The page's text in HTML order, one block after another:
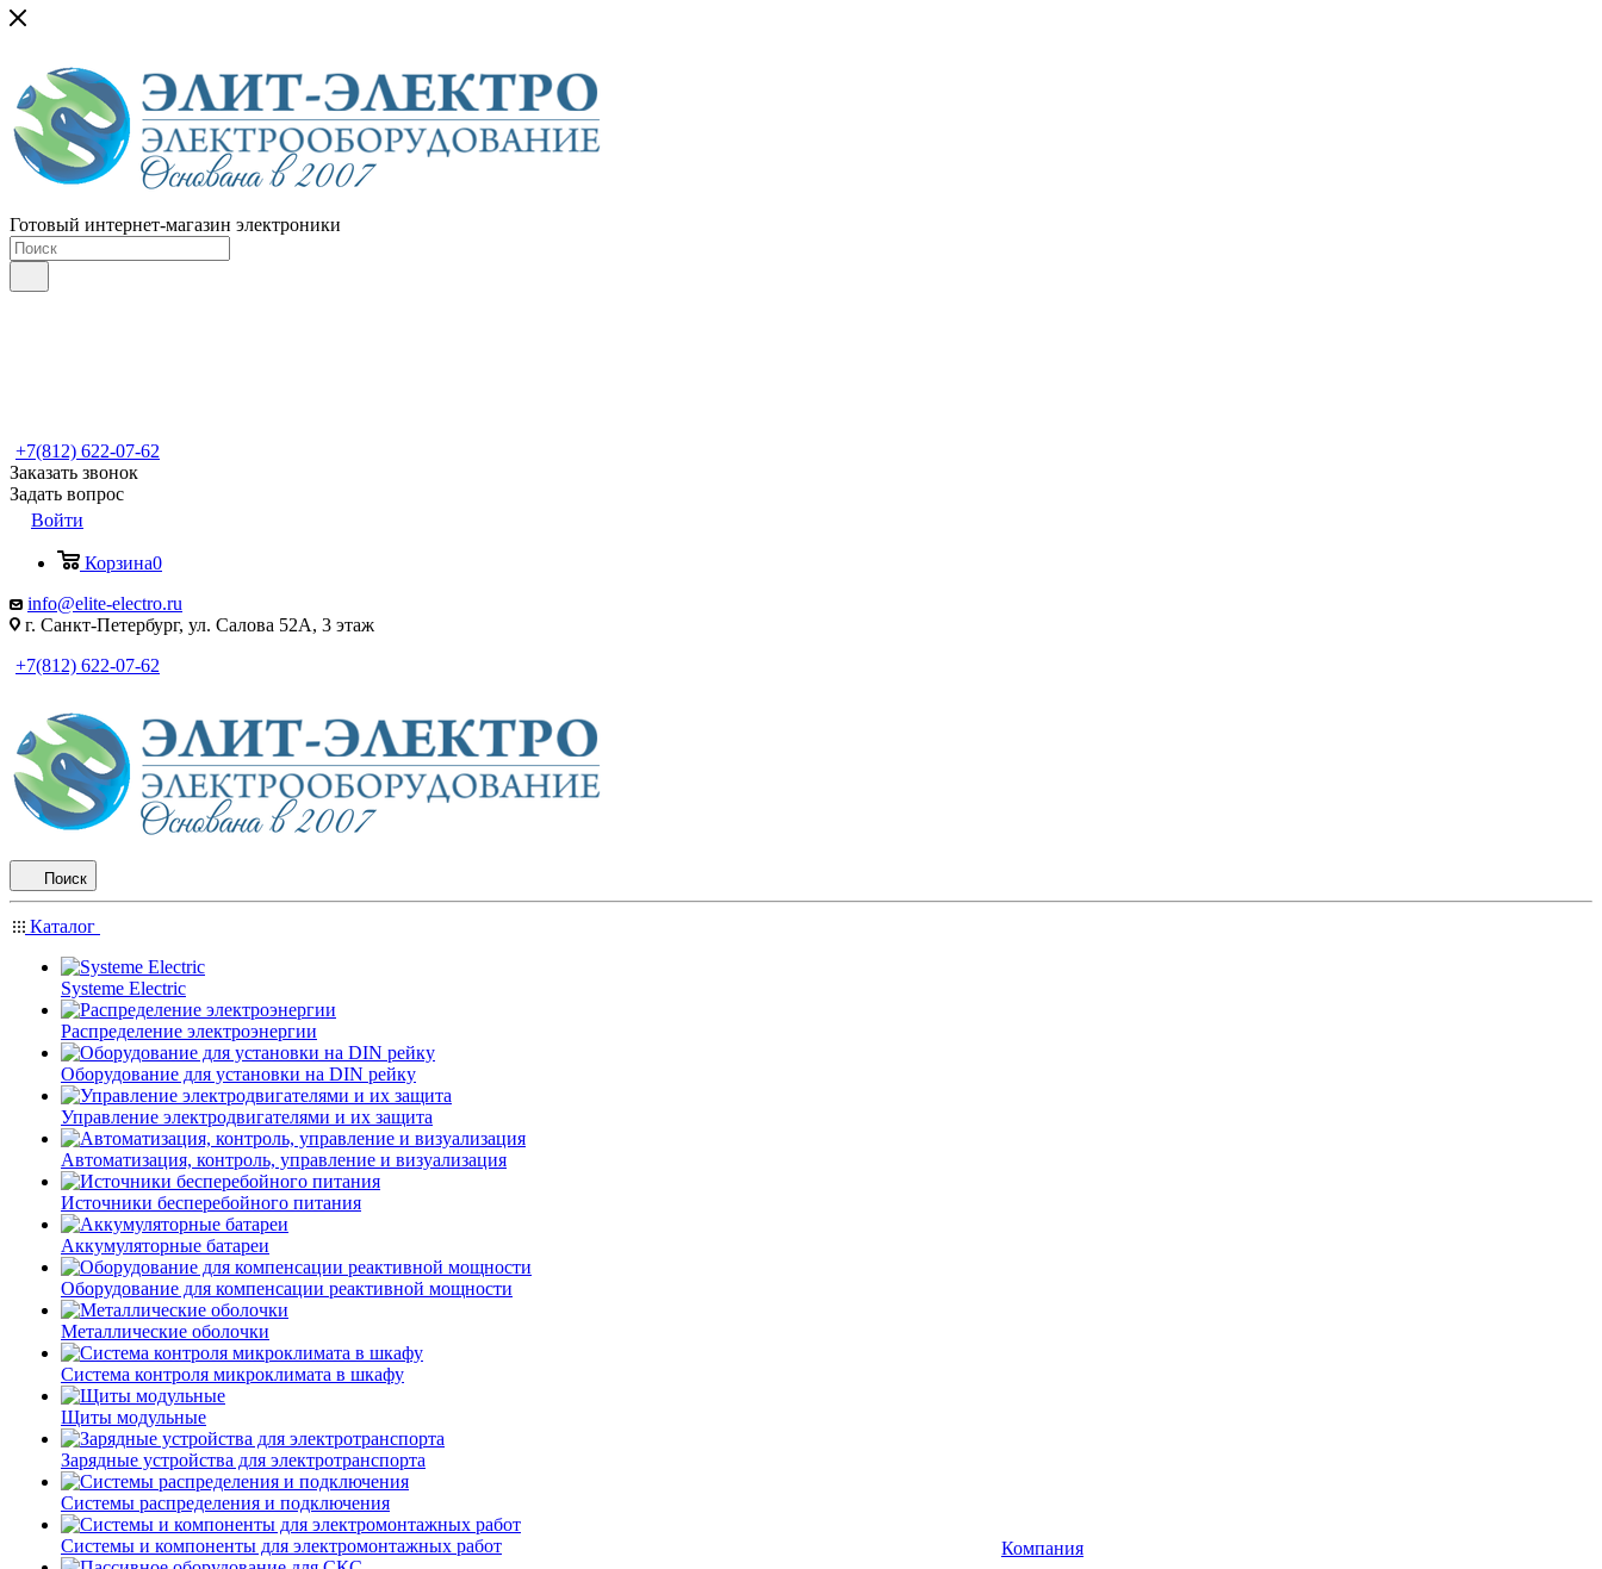
Готовый интернет-магазин электроники
+7(812) 622-07-62
Заказать звонок
Задать вопрос
Войти
Корзина0
info@elite-electro.ru
г. Санкт-Петербург, ул. Салова 52А, 3 этаж
+7(812) 622-07-62
Поиск
Каталог
Systeme Electric
Распределение электроэнергии
Оборудование для установки на DIN рейку
Управление электродвигателями и их защита
Автоматизация, контроль, управление и визуализация
Источники бесперебойного питания
Аккумуляторные батареи
Оборудование для компенсации реактивной мощности
Металлические оболочки
Система контроля микроклимата в шкафу
Щиты модульные
Зарядные устройства для электротранспорта
Системы распределения и подключения
Системы и компоненты для электромонтажных работ
Компания